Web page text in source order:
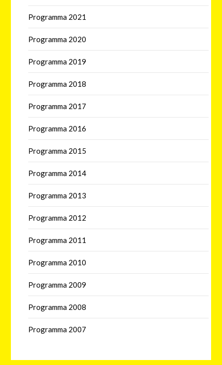
Programma 2021
Programma 2020
Programma 2019
Programma 2018
Programma 2017
Programma 2016
Programma 2015
Programma 2014
Programma 2013
Programma 2012
Programma 2011
Programma 2010
Programma 2009
Programma 2008
Programma 2007